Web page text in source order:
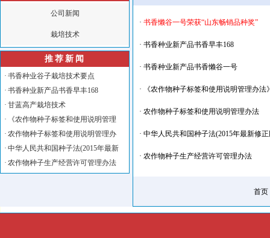
公司新闻
栽培技术
推荐新闻
· 书香种业谷子栽培技术要点
· 书香种业新产品书香早丰168
· 甘蓝高产栽培技术
·
《农作物种子标签和使用说明管理
· 农作物种子标签和使用说明管理办
· 中华人民共和国种子法(2015年最新
· 农作物种子生产经营许可管理办法
· 书香懒谷一号荣获“山东畅销品种奖”
· 书香种业新产品书香早丰168
· 书香种业新产品书香懒谷一号
· 《农作物种子标签和使用说明管理办法
· 农作物种子标签和使用说明管理办法
· 中华人民共和国种子法(2015年最新修
· 农作物种子生产经营许可管理办法
首页